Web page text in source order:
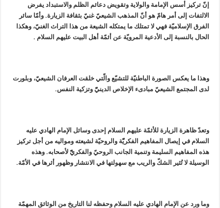
إنّ تركيز أسس الإمامة والولاية وتقويض دعائم الظلم والاستبداد يفرض
الالتفات إلى أمر هامّ هو أنّ المذهب الشيعيّ غنيّ بثقافة الزيارة. وأمّا سائر
الفرق الإسلاميّة فهي لا تمتلك ما يمتكله الشيعة من هذا التراث الغنيّ، وهكذا
الحال بالنسبة إلى الأدعية المرويّة عن أئمّة أهل البيت عليهم السلام .
وهذا ما يعكس الصورة الباطنيّة للتشيّع والّتي خلقت العرفان الشيعيّ، وبلورت
لدى المجتمع الشيعيّ مبادى‏ء الإخلاص الدينيّّ وتزكية النفس.
وتعدّ ظاهرة الزيارة للأئمّة عليهم السلام إحدى وسائل الإمام الهادي عليه
السلام في إيصال المفاهيم الفكريّّة والروحيّة لشيعته ومواليه من أجل تركيز
هذه المفاهيم السليمة وتنمية الجانب الروحيّ والفكريّّ لأصحابه. وهذه
الوسيلة لا تُثير الشكّ والريب مع سهولتها في الانتشار وظهور أثرها في الأمّة.
وما ورد عن الإمام الهادي عليه السلام وحفظه لنا التاريخ من الوثائق المهمّة